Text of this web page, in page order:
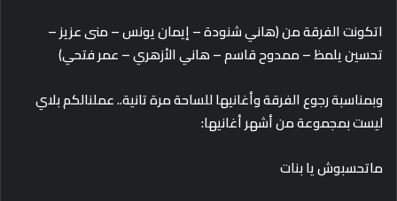
اتكونت الفرقة من (هاني شنودة – إيمان يونس – منى عزيز –
تحسين يلمظ – ممدوح قاسم – هاني الأزهري – عمر فتحي)
وبمناسبة رجوع الفرقة وأغانيها للساحة مرة تانية.. عملنالكم بلاي
ليست بمجموعة من أشهر أغانيها:
ماتحسبوش يا بنات